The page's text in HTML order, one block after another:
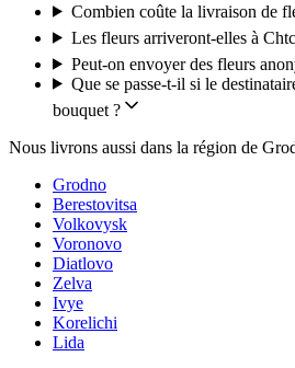
Combien coûte la livraison de
Les fleurs arriveront-elles à
Peut-on envoyer des fleurs
Que se passe-t-il si le
bouquet ?
Nous livrons aussi dans la région de
Grodno
Berestovitsa
Volkovysk
Voronovo
Diatlovo
Zelva
Ivye
Korelichi
Lida